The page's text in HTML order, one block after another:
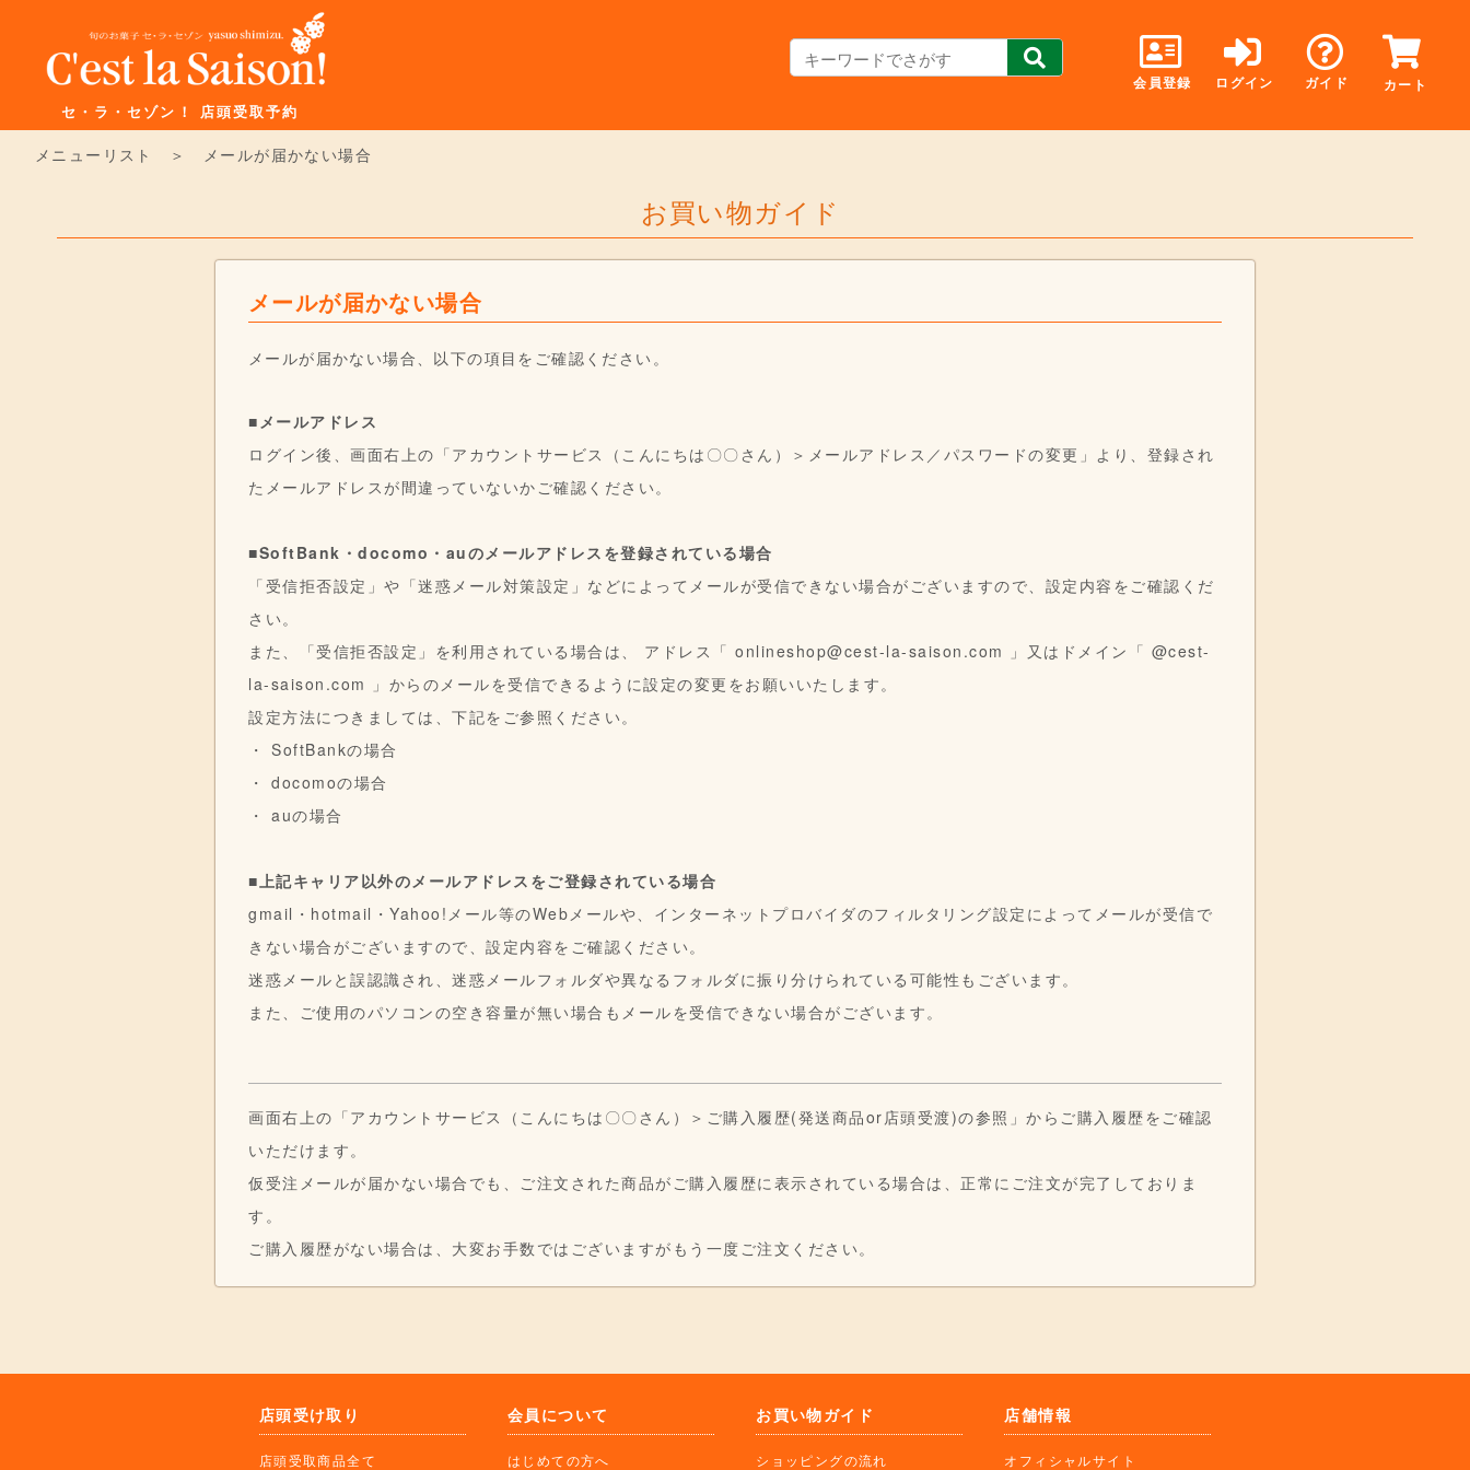
会員登録 ログイン ガイド カート
セ・ラ・セゾン！ 店頭受取予約
メニューリスト ＞ メールが届かない場合
お買い物ガイド
メールが届かない場合
メールが届かない場合、以下の項目をご確認ください。
■メールアドレス
ログイン後、画面右上の「アカウントサービス（こんにちは〇〇さん）＞メールアドレス／パスワードの変更」より、登録され
たメールアドレスが間違っていないかご確認ください。
■SoftBank・docomo・auのメールアドレスを登録されている場合
「受信拒否設定」や「迷惑メール対策設定」などによってメールが受信できない場合がございますので、設定内容をご確認くだ
さい。
また、「受信拒否設定」を利用されている場合は、 アドレス「 onlineshop@cest-la-saison.com
」又はドメイン「 @cest-
la-saison.com 」からのメールを受信できるように設定の変更をお願いいたします。
設定方法につきましては、下記をご参照ください。
・ SoftBankの場合
・ docomoの場合
・ auの場合
■上記キャリア以外のメールアドレスをご登録されている場合
gmail・hotmail・Yahoo!メール等のWebメールや、インターネットプロバイダのフィルタリング設定によってメールが受信で
きない場合がございますので、設定内容をご確認ください。
迷惑メールと誤認識され、迷惑メールフォルダや異なるフォルダに振り分けられている可能性もございます。
また、ご使用のパソコンの空き容量が無い場合もメールを受信できない場合がございます。
画面右上の「アカウントサービス（こんにちは〇〇さん）＞ご購入履歴(発送商品or店頭受渡)の参照」からご購入履歴をご確認
いただけます。
仮受注メールが届かない場合でも、ご注文された商品がご購入履歴に表示されている場合は、正常にご注文が完了しておりま
す。
ご購入履歴がない場合は、大変お手数ではございますがもう一度ご注文ください。
店頭受け取り
店頭受取商品全て
会員について
はじめての方へ
お買い物ガイド
ショッピングの流れ
店舗情報
オフィシャルサイト